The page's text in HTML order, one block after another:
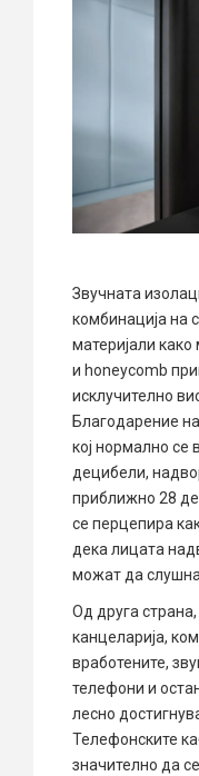
Звучната
комбинација на
материјали
и honeycomb
исклучително
Благодарение на
кој нормално се
децибели,
приближно 28
се перцепира
дека лицата
можат да
Од друга
канцеларија,
вработените,
телефони и
лесно
Телефонските
значително да